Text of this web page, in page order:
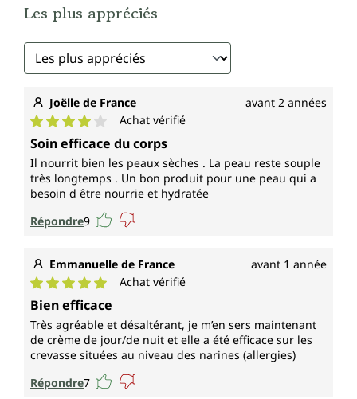
Les plus appréciés
Joëlle de France avant 2 années
Note moyenne de 4 sur 5 étoiles
Achat vérifié
Soin efficace du corps
Il nourrit bien les peaux sèches . La peau reste souple
très longtemps . Un bon produit pour une peau qui a
besoin d être nourrie et hydratée
Répondre9
Emmanuelle de France avant 1 année
Note moyenne de 5 sur 5 étoiles
Achat vérifié
Bien efficace
Très agréable et désaltérant, je m’en sers maintenant
de crème de jour/de nuit et elle a été efficace sur les
crevasse situées au niveau des narines (allergies)
Répondre7